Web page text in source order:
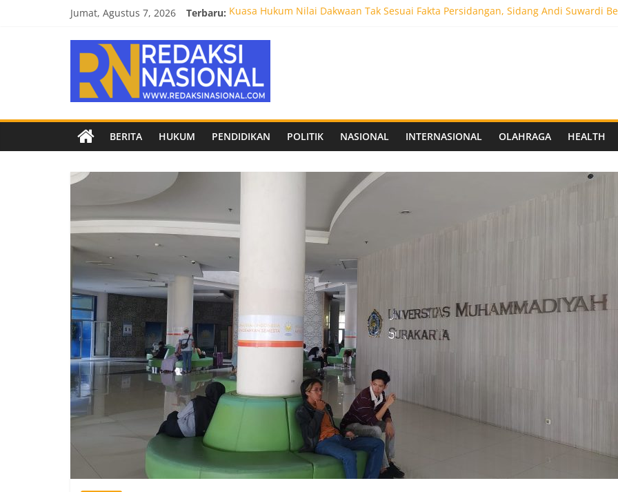
Jumat, Agustus 7, 2026 Terbaru: Kuasa Hukum Nilai Dakwaan Tak Sesuai Fakta Persidangan, Sidang Andi Suwardi
Kendal Tornado FC Siapkan Stadion Berkapasitas 10 Ribu Penonton, Dekat Exit Tol
Empat Tim Fakultas Vokasi UNAIR Mulai Perjuangan di Final OLIVIA XI 2026
Biro Hukum Setdaprov Jatim Matangkan Keamanan Website dan Siapkan Sistem
Redaksi
Nasional
Berita
terpercaya
netral
BERITA HUKUM PENDIDIKAN POLITIK NASIONAL INTERNASIONAL OLAHRAGA HEALTH